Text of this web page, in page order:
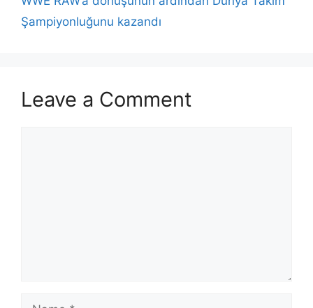
Şampiyonluğunu kazandı
Leave a Comment